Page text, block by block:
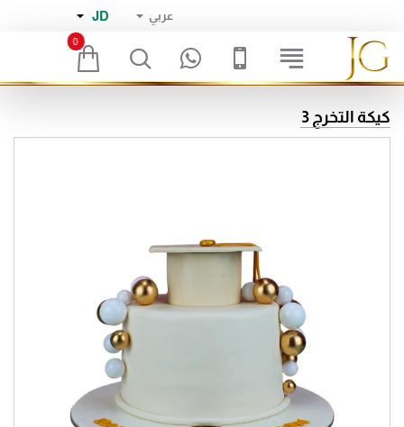
عربي JD
0
كيكة التخرج 3